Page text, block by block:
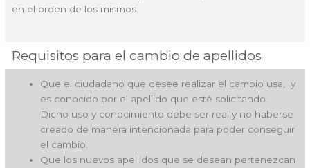
en el orden de los mismos.
Requisitos para el cambio de apellidos
Que el ciudadano que desee realizar el cambio usa, y
es conocido por el apellido que esté solicitando.
Dicho uso y conocimiento debe ser real y no haberse
creado de manera intencionada para poder conseguir
el cambio.
Que los nuevos apellidos que se desean pertenezcan